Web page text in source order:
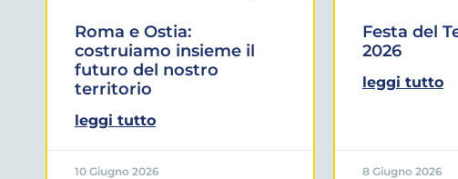
Roma e Ostia:
costruiamo insieme il
futuro del nostro
territorio
leggi tutto
10 Giugno 2026
Festa del
2026
leggi tutto
8 Giugno 2026